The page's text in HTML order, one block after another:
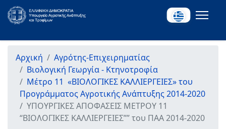
Αρχική
Αγρότης-Επιχειρηματίας
Βιολογική Γεωργία - Κτηνοτροφία
Μέτρο 11 «ΒΙΟΛΟΓΙΚΕΣ ΚΑΛΛΙΕΡΓΕΙΕΣ» του
Προγράμματος Αγροτικής Ανάπτυξης 2014-2020
ΥΠΟΥΡΓΙΚΕΣ ΑΠΟΦΑΣΕΙΣ ΜΕΤΡΟΥ 11
“ΒΙΟΛΟΓΙΚΕΣ ΚΑΛΛΙΕΡΓΕΙΕΣ”” του ΠΑΑ 2014-2020